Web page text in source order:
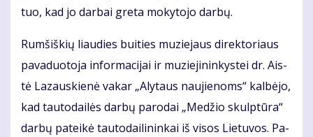
tuo, kad jo dar­bai gre­ta mo­ky­to­jo dar­bų.
Rum­šiš­kių liau­dies bui­ties mu­zie­jaus di­rek­to­riaus
pa­va­duo­to­ja in­for­ma­ci­jai ir mu­zie­ji­nin­kys­tei dr. Ais­
tė La­zaus­kie­nė va­kar „Aly­taus nau­jie­noms“ kal­bė­jo,
kad tau­to­dai­lės dar­bų pa­ro­dai „Me­džio skulp­tū­ra“
dar­bų pa­tei­kė tau­to­dai­li­nin­kai iš vi­sos Lie­tu­vos. Pa­